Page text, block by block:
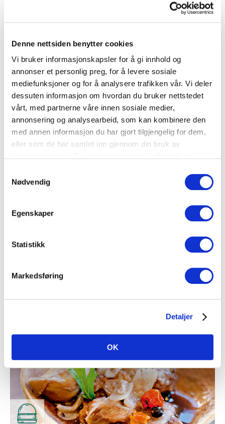
Denne nettsiden benytter cookies
Vi bruker informasjonskapsler for å gi innhold og
annonser et personlig preg, for å levere sosiale
mediefunksjoner og for å analysere trafikken vår. Vi deler
dessuten informasjon om hvordan du bruker nettstedet
vårt, med partnerne våre innen sosiale medier,
annonsering og analysearbeid, som kan kombinere den
med annen informasjon du har gjort tilgjengelig for dem,
eller som de har samlet inn gjennom din bruk av
Nødvendig
Egenskaper
Statistikk
Markedsføring
Detaljer
OK
Småretter
Cordon Bleu potetpannekaker
Potet ,
Fisk